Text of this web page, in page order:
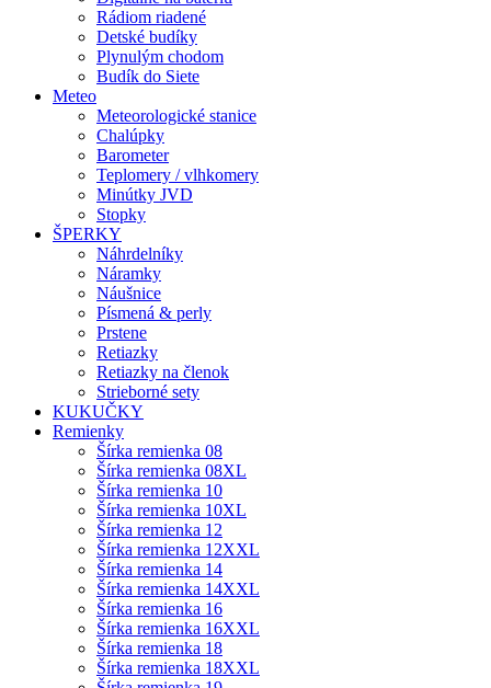
Rádiom riadené
Detské budíky
Plynulým chodom
Budík do Siete
Meteo
Meteorologické stanice
Chalúpky
Barometer
Teplomery / vlhkomery
Minútky JVD
Stopky
ŠPERKY
Náhrdelníky
Náramky
Náušnice
Písmená & perly
Prstene
Retiazky
Retiazky na členok
Strieborné sety
KUKUČKY
Remienky
Šírka remienka 08
Šírka remienka 08XL
Šírka remienka 10
Šírka remienka 10XL
Šírka remienka 12
Šírka remienka 12XXL
Šírka remienka 14
Šírka remienka 14XXL
Šírka remienka 16
Šírka remienka 16XXL
Šírka remienka 18
Šírka remienka 18XXL